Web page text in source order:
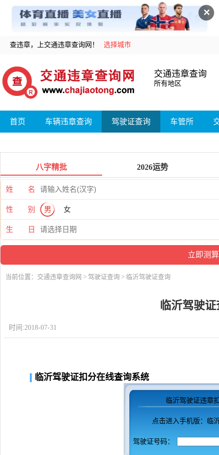
✕
查违章，上交通违章查询网！ 选择城市
交通违章查询
所有地区
首页 车辆违章查询 驾驶证查询 车管所
八字精批 2026运势
姓 名
性 别 男 女
生 日
当前位置： 交通违章查询网 > 驾驶证查询 > 临沂驾驶证查询
临沂驾驶
时间:2018-07-31
临沂驾驶证扣分在线查询系统
临沂驾驶证违章
点击进入手机版：临
驾驶证号码：